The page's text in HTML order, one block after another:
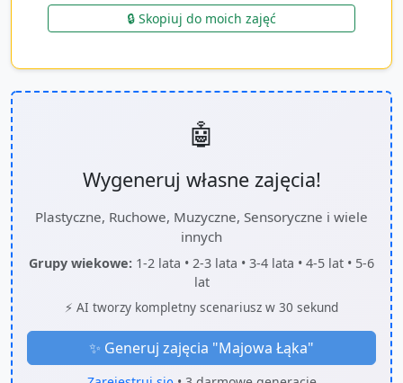
🔒 Skopiuj do moich zajęć
🤖
Wygeneruj własne zajęcia!
Plastyczne, Ruchowe, Muzyczne, Sensoryczne i wiele
innych
Grupy wiekowe: 1-2 lata • 2-3 lata • 3-4 lata • 4-5 lat • 5-6
lat
⚡ AI tworzy kompletny scenariusz w 30 sekund
✨ Generuj zajęcia "Majowa Łąka"